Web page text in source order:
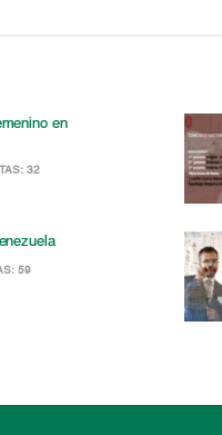
en
32
59